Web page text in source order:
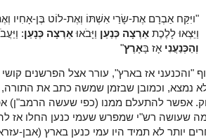
"ויִּקַּח אַבְרָם אֶת-שָׂרַי אִשְׁתּוֹ וְאֶת-לוֹט בֶּן-אָחִיו
וַיֵּצְאוּ לָלֶכֶת אַרְצָה כְּנַעַן וַיָּבֹאוּאַרְצָה כְּנָעַן:
וְהַכְּנַעֲנִי אָז בָּאָרֶץ"
"והכנעני אז בארץ", עורר אצל הפרשנים
נמצא, וכמובן שבזמן שמשה כתב את התורה,
אפשר להתעלם ממנו (כפי שעשה הרמב"ן)
מה שעושה רש"י שמפרש שעמי כנען החלו אז
יותר לא תמיד היו עמי כנען בארץ (אבן-